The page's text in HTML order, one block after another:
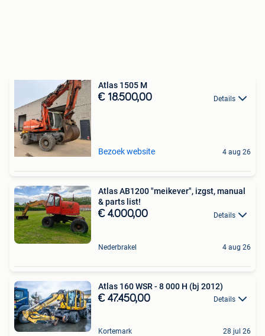
Atlas 1505 M
€ 18.500,00 Details
Bezoek website 4 aug 26
Atlas AB1200 "meikever", izgst, manual
& parts list!
€ 4.000,00 Details
Nederbrakel 4 aug 26
Atlas 160 WSR - 8 000 H (bj 2012)
€ 47.450,00 Details
Kortemark 28 jul 26